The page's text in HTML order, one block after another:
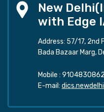
New
with Edge
Address: 57/17, 2nd
Bada Bazaar Marg,
Mobile : 9104830862
E-mail: